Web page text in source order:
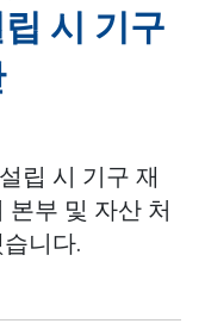
시 기구
립 시 기구 재
본부 및 자산 처
니다.